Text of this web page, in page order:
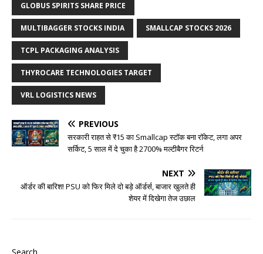
GLOBUS SPIRITS SHARE PRICE
MULTIBAGGER STOCKS INDIA SMALLCAP STOCKS 2026
TCPL PACKAGING ANALYSIS
THYROCARE TECHNOLOGIES TARGET
VRL LOGISTICS NEWS
PREVIOUS
सरकारी राहत से ₹15 का Smallcap स्टॉक बना रॉकेट, लगा अपर
सर्किट, 5 साल में दे चुका है 2700% मल्टीबैगर रिटर्न
NEXT
ऑर्डर की बारिश! PSU को फिर मिले दो बड़े ऑर्डर्स, बाजार खुलते ही
शेयर में दिखेगा तेज उछाल